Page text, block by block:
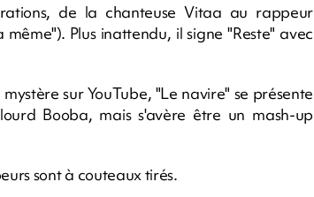
de la chanteuse Vitaa au rappeur
Plus inattendu, il signe "Reste" avec
sur YouTube, "Le navire" se présente
Booba, mais s'avère être un mash-up
sont à couteaux tirés.